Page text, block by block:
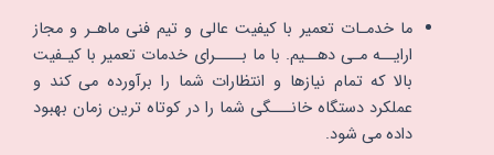
ما خدمـات تعمیر با کیفیت عالی و تیم فنی ماهـر و مجاز
ارایــه مـی دهــیم. با ما بــــرای خدمات تعمیر با کیـفیت
بالا که تمام نیازها و انتظارات شما را برآورده می کند و
عملکرد دستگاه خانـــگی شما را در کوتاه ترین زمان بهبود
داده می شود.